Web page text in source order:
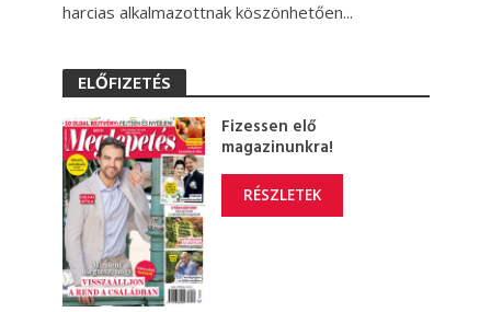
harcias alkalmazottnak köszönhetően...
ELŐFIZETÉS
Fizessen elő
magazinunkra!
RÉSZLETEK